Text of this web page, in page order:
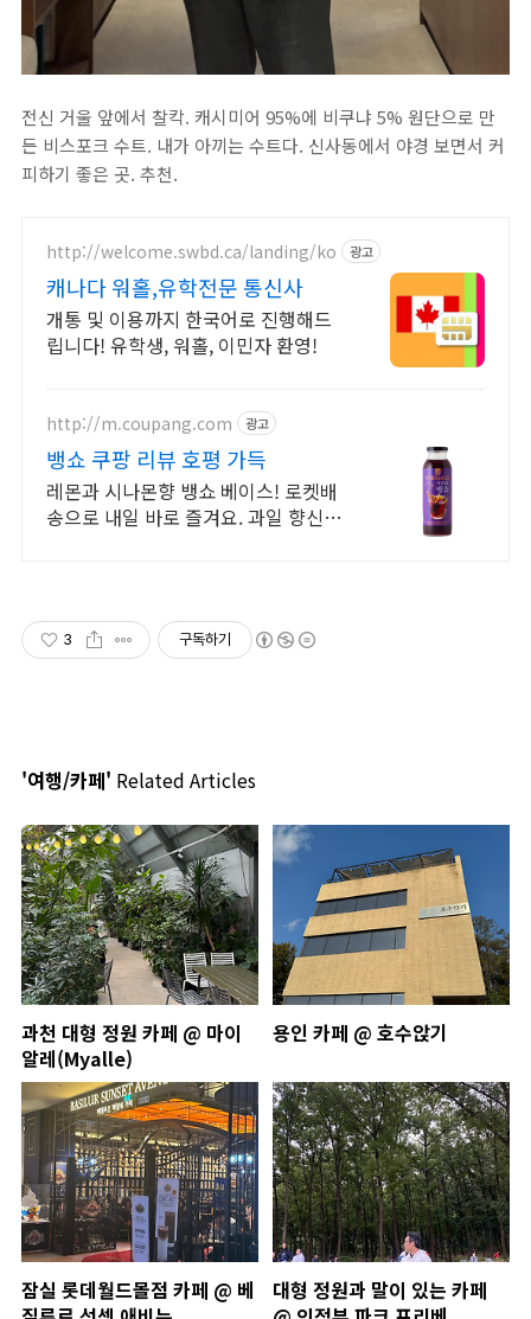
전신 거울 앞에서 찰칵. 캐시미어 95%에 비쿠냐 5% 원단으로 만
든 비스포크 수트. 내가 아끼는 수트다. 신사동에서 야경 보면서 커
피하기 좋은 곳. 추천.
http://welcome.swbd.ca/landing/ko 광고
캐나다 워홀,유학전문 통신사
개통 및 이용까지 한국어로 진행해드
립니다! 유학생, 워홀, 이민자 환영!
http://m.coupang.com 광고
뱅쇼 쿠팡 리뷰 호평 가득
레몬과 시나몬향 뱅쇼 베이스! 로켓배
송으로 내일 바로 즐겨요. 과일 향신료
3 구독하기
'여행/카페' Related Articles
과천 대형 정원 카페 @ 마이
알레(Myalle)
용인 카페 @ 호수앉기
잠실 롯데월드몰점 카페 @ 베
대형 정원과 말이 있는 카페